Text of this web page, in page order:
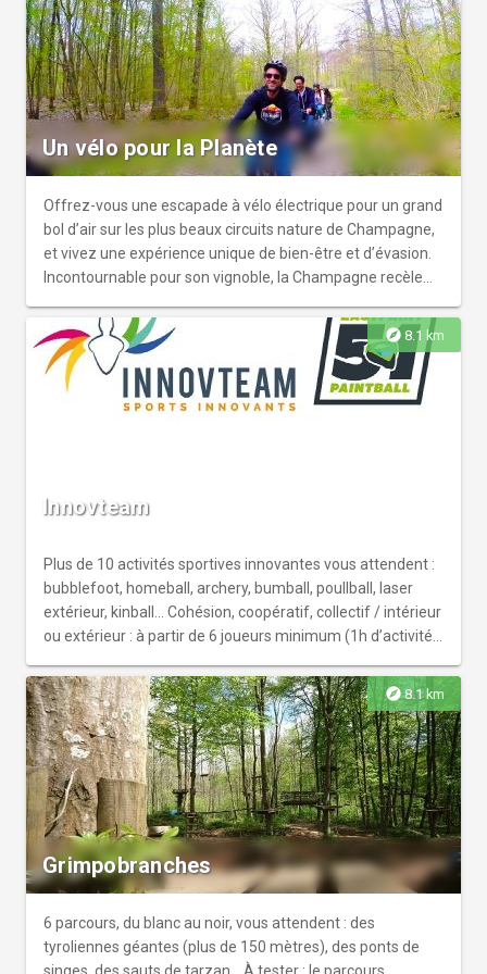
de 6 ans)... Tout est prévu pour satisfaire les petits comme
les grands !
Un vélo pour la Planète
Offrez-vous une escapade à vélo électrique pour un grand
bol d’air sur les plus beaux circuits nature de Champagne,
et vivez une expérience unique de bien-être et d’évasion.
Incontournable pour son vignoble, la Champagne recèle
découverte de ce magnifique patrimoine et parcourez des
vignes à perte de vue, des sentiers de forêts d’exception
et des jardins remarquables dans la Montagne de Reims.
Vous souhaitez prendre le temps d’une pause gourmande
nature nous veut du bien, n’attendez plus et montez en
explore 8.1 km
Innovteam
Plus de 10 activités sportives innovantes vous attendent :
bubblefoot, homeball, archery, bumball, poullball, laser
extérieur, kinball... Cohésion, coopératif, collectif / intérieur
ou extérieur : à partir de 6 joueurs minimum (1h d’activité /
explore8.1 km
Grimpobranches
6 parcours, du blanc au noir, vous attendent : des
tyroliennes géantes (plus de 150 mètres), des ponts de